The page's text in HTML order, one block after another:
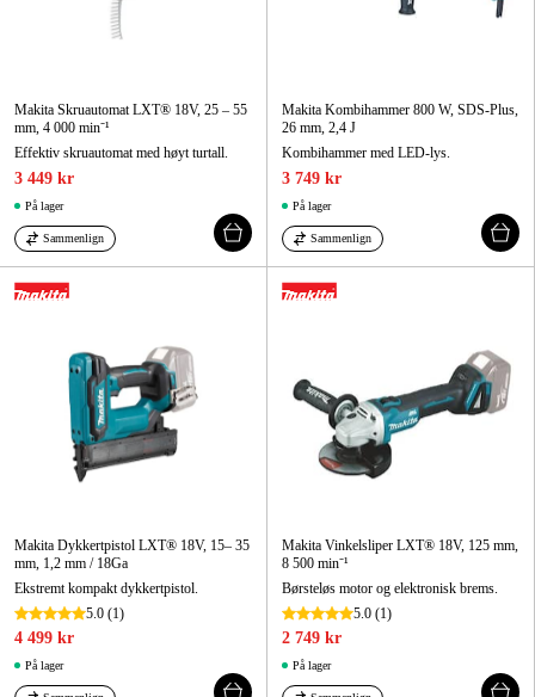
Makita Skruautomat LXT® 18V, 25 – 55
mm, 4 000 min⁻¹
Effektiv skruautomat med høyt turtall.
3 449 kr
På lager
Sammenlign
Makita Kombihammer 800 W, SDS-Plus,
26 mm, 2,4 J
Kombihammer med LED-lys.
3 749 kr
På lager
Sammenlign
Makita Dykkertpistol LXT® 18V, 15– 35
mm, 1,2 mm / 18Ga
Ekstremt kompakt dykkertpistol.
5.0 (1)
4 499 kr
På lager
Makita Vinkelsliper LXT® 18V, 125 mm,
8 500 min⁻¹
Børsteløs motor og elektronisk brems.
5.0 (1)
2 749 kr
På lager